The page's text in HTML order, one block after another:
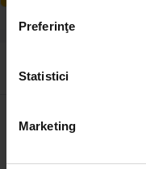
Preferinţe
Statistici
Marketing
Review-uri despre